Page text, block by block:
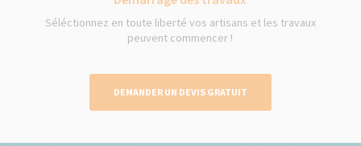
Séléctionnez en toute liberté vos artisans et les travaux
peuvent commencer !
DEMANDER UN DEVIS GRATUIT